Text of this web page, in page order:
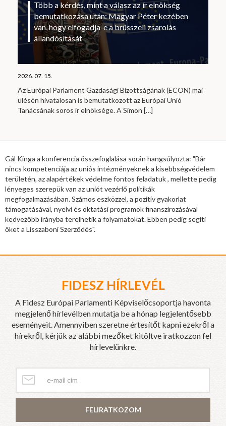
Több a kérdés, mint a válasz az ír elnökség
bemutatkozása után: Magyar Péter kezében
van, hogy elfogadja-e a brüsszeli zsarolás
állandósítását
2026. 07. 15.
Az Európai Parlament Gazdasági Bizottságának (ECON) mai
ülésén hivatalosan is bemutatkozott az Európai Unió
Tanácsának soros ír elnöksége. A Simon […]
Gál Kinga a konferencia összefoglalása során hangsúlyozta: "Bár
nincs kompetenciája az uniós intézményeknek a kisebbségvédelem
területén, az alapértékek védelme fontos feladatuk , mellette pedig
lényeges szerepük van az uniót vezérlő politikák
megfogalmazásában. Számos eszközzel, a pozitív gyakorlat
támogatásával, nyelvi és oktatási programok finanszírozásával
kedvezőbb irányba terelhetik a folyamatokat. Ebben pedig segíti
őket a Lisszaboni Szerződés".
FIDESZ HÍRLEVÉL
A Fidesz Európai Parlamenti Képviselőcsoportja havonta
megjelenő hírlevélben mutatja be a hónap legjelentősebb
eseményeit. Amennyiben szeretne értesítőt kapni ezekről a
hírekről, kérjük az alábbi mezőket kitöltve iratkozzon fel
hírlevelünkre.
FELIRATKOZOM